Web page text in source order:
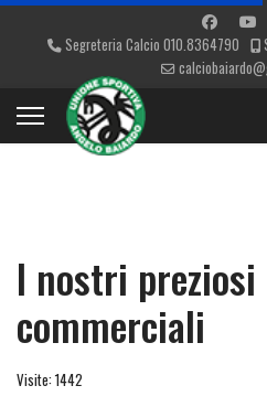
Segreteria Calcio 010.8364790
I nostri
commerciali
Visite: 1442